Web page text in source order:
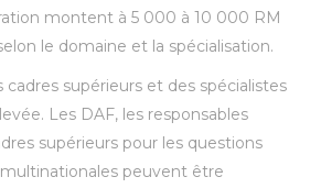
montent à 5 000 à 10 000 RM
le domaine et la spécialisation.
supérieurs et des spécialistes
Les DAF, les responsables
supérieurs pour les questions
peuvent être